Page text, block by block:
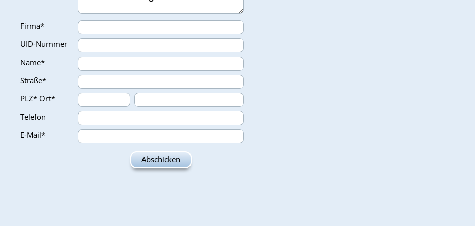
Firma*
UID-Nummer
Name*
Straße*
PLZ* Ort*
Telefon
E-Mail*